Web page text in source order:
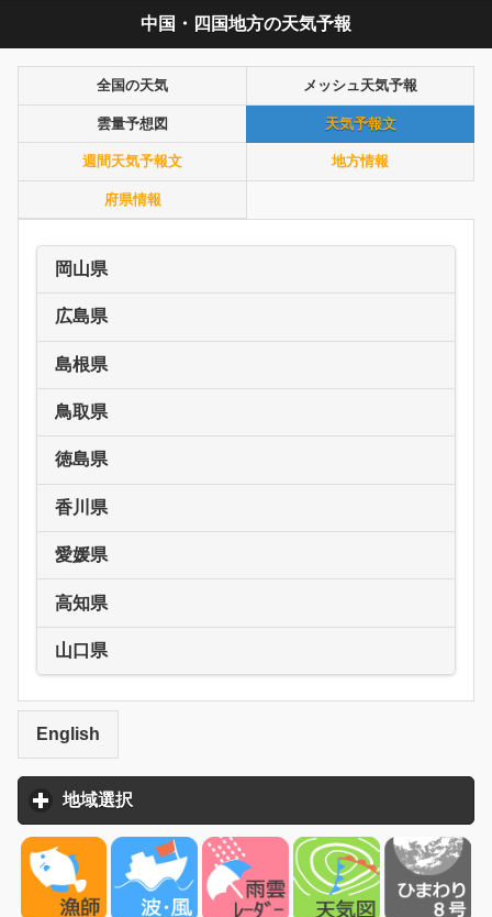
中国・四国地方の天気予報
全国の天気 メッシュ天気予報
雲量予想図 天気予報文
週間天気予報文 地方情報
府県情報
岡山県
広島県
島根県
鳥取県
徳島県
香川県
愛媛県
高知県
山口県
English
地域選択